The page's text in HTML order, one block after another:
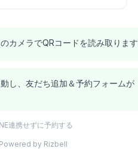
カメラでQRコードを読み取ります
し、友だち追加＆予約フォームが
連携せずに予約する
Powered by Rizbell